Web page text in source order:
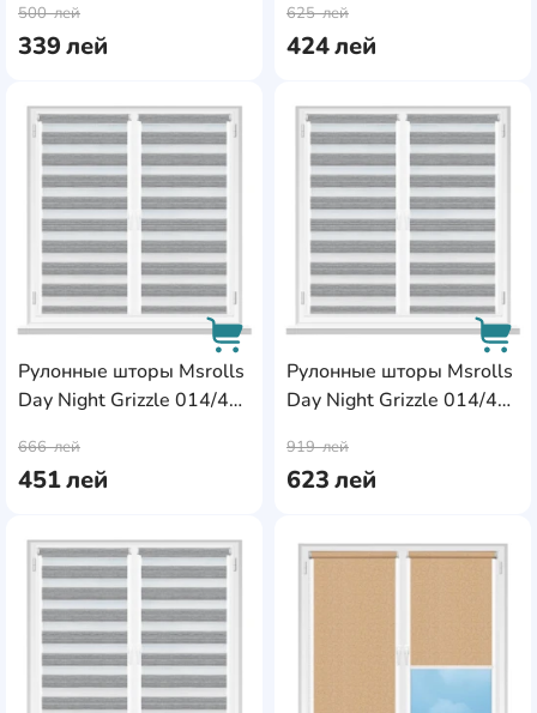
339лей
500лей
424лей
625лей
Рулонные шторы Msrolls
Day Night Grizzle 014/40
451лей
666лей
AddCardToFavourite
Рулонные шторы Msrolls
Day Night Grizzle 014/40
623лей
919лей
AddCardToFavourite